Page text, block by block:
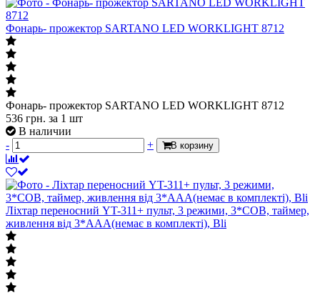
Фонарь- прожектор SARTANO LED WORKLIGHT 8712
Фонарь- прожектор SARTANO LED WORKLIGHT 8712
536 грн. за 1 шт
В наличии
-
+ В корзину
Ліхтар переносний YT-311+ пульт, 3 режими, 3*COB, таймер,
живлення від 3*ААА(немає в комплекті), Bli